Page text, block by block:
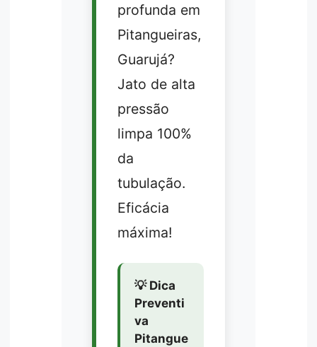
profunda em
Pitangueiras,
Guarujá?
Jato de alta
pressão
limpa 100%
da
tubulação.
Eficácia
máxima!
💡 Dica
Preventi
va
Pitangue